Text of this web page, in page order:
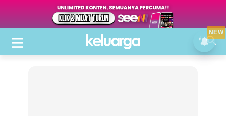
NEW